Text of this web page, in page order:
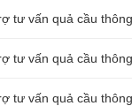
tư vấn quả cầu
tư vấn quả cầu
tư vấn quả cầu